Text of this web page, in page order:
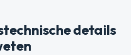
details